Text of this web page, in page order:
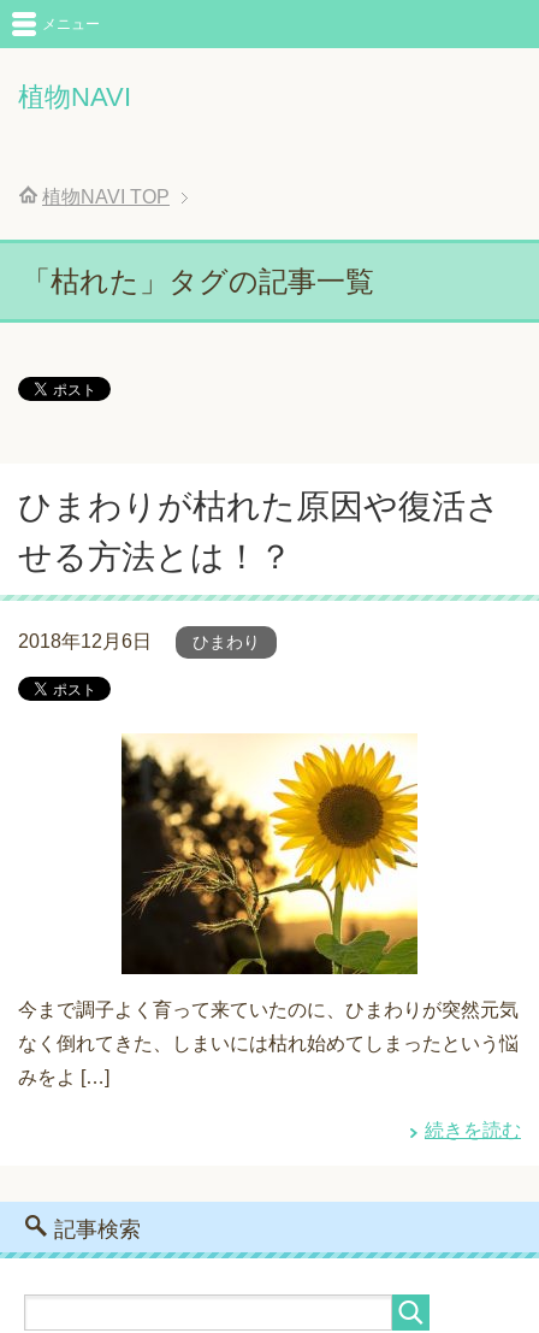
植物NAVI
メニュー
植物NAVI TOP
「枯れた」タグの記事一覧
ひまわりが枯れた原因や復活さ
せる方法とは！？
2018年12月6日 ひまわり
今まで調子よく育って来ていたのに、ひまわりが突然元気
なく倒れてきた、しまいには枯れ始めてしまったという悩
みをよ […]
続きを読む
記事検索